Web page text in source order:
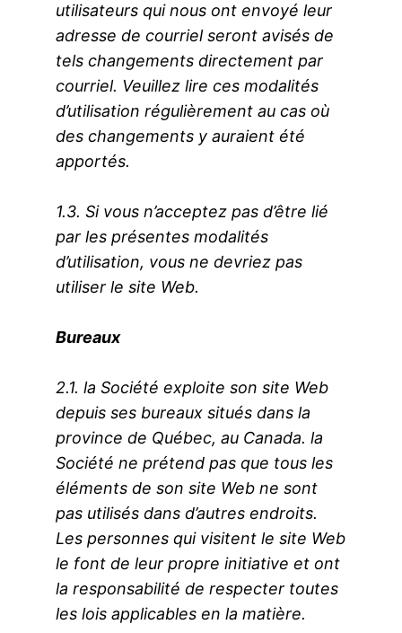
utilisateurs qui nous ont envoyé leur
adresse de courriel seront avisés de
tels changements directement par
courriel. Veuillez lire ces modalités
d’utilisation régulièrement au cas où
des changements y auraient été
apportés.
1.3. Si vous n’acceptez pas d’être lié
par les présentes modalités
d’utilisation, vous ne devriez pas
utiliser le site Web.
Bureaux
2.1. la Société exploite son site Web
depuis ses bureaux situés dans la
province de Québec, au Canada. la
Société ne prétend pas que tous les
éléments de son site Web ne sont
pas utilisés dans d’autres endroits.
Les personnes qui visitent le site Web
le font de leur propre initiative et ont
la responsabilité de respecter toutes
les lois applicables en la matière.